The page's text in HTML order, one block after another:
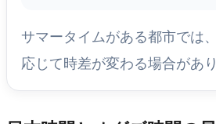
サマータイムがある都市では
応じて時差が変わる場合があり